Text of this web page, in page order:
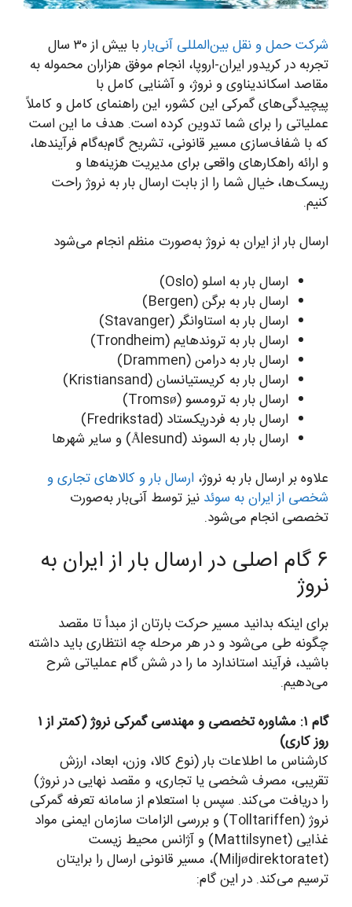
شرکت حمل و نقل بین‌المللی آنی‌بار
با بیش از ۳۰ سال
تجربه در کریدور ایران-اروپا، انجام موفق هزاران محموله به
مقاصد اسکاندیناوی و نروژ، و آشنایی کامل با
پیچیدگی‌های گمرکی این کشور، این راهنمای کامل و کاملاً
عملیاتی را برای شما تدوین کرده است. هدف ما این است
که با شفاف‌سازی مسیر قانونی، تشریح گام‌به‌گام فرآیندها،
و ارائه راهکارهای واقعی برای مدیریت هزینه‌ها و
ریسک‌ها، خیال شما را از بابت ارسال بار به نروژ راحت
کنیم.
ارسال بار از ایران به نروژ به‌صورت منظم انجام می‌شود
ارسال بار به اسلو (Oslo)
ارسال بار به برگن (Bergen)
ارسال بار به استاوانگر (Stavanger)
ارسال بار به تروندهایم (Trondheim)
ارسال بار به درامن (Drammen)
ارسال بار به کریستیانسان (Kristiansand)
ارسال بار به ترومسو (Tromsø)
ارسال بار به فردریکستاد (Fredrikstad)
ارسال بار به السوند (Ålesund) و سایر شهرها
علاوه بر ارسال بار به نروژ، ارسال بار و کالاهای تجاری و
شخصی از ایران به سوئد نیز توسط آنی‌بار به‌صورت
تخصصی انجام می‌شود.
۶ گام اصلی در ارسال بار از ایران به
نروژ
برای اینکه بدانید مسیر حرکت بارتان از مبدأ تا مقصد
چگونه طی می‌شود و در هر مرحله چه انتظاری باید داشته
باشید، فرآیند استاندارد ما را در شش گام عملیاتی شرح
می‌دهیم.
گام ۱: مشاوره تخصصی و مهندسی گمرکی نروژ (کمتر از ۱
روز کاری)
کارشناس ما اطلاعات بار (نوع کالا، وزن، ابعاد، ارزش
تقریبی، مصرف شخصی یا تجاری، و مقصد نهایی در نروژ)
را دریافت می‌کند. سپس با استعلام از سامانه تعرفه گمرکی
نروژ (Tolltariffen) و بررسی الزامات سازمان ایمنی مواد
غذایی (Mattilsynet) و آژانس محیط زیست
(Miljødirektoratet)، مسیر قانونی ارسال را برایتان
ترسیم می‌کند. در این گام: